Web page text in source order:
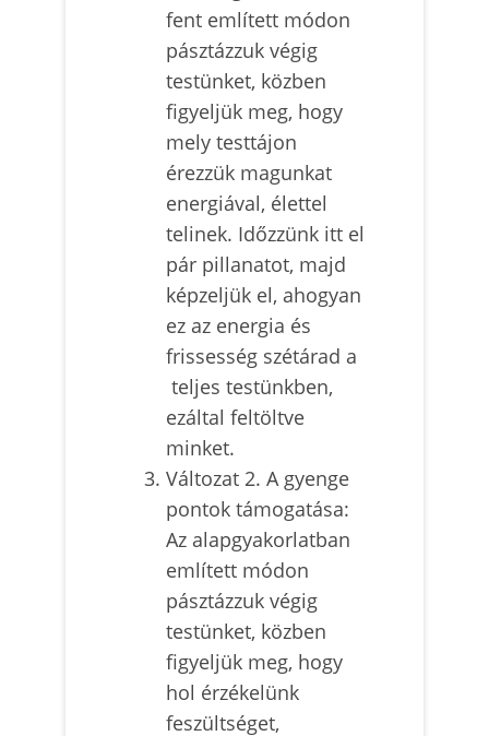
fent említett módon
pásztázzuk végig
testünket, közben
figyeljük meg, hogy
mely testtájon
érezzük magunkat
energiával, élettel
telinek. Időzzünk itt el
pár pillanatot, majd
képzeljük el, ahogyan
ez az energia és
frissesség szétárad a
teljes testünkben,
ezáltal feltöltve
minket.
Változat 2. A gyenge
pontok támogatása:
Az alapgyakorlatban
említett módon
pásztázzuk végig
testünket, közben
figyeljük meg, hogy
hol érzékelünk
feszültséget,